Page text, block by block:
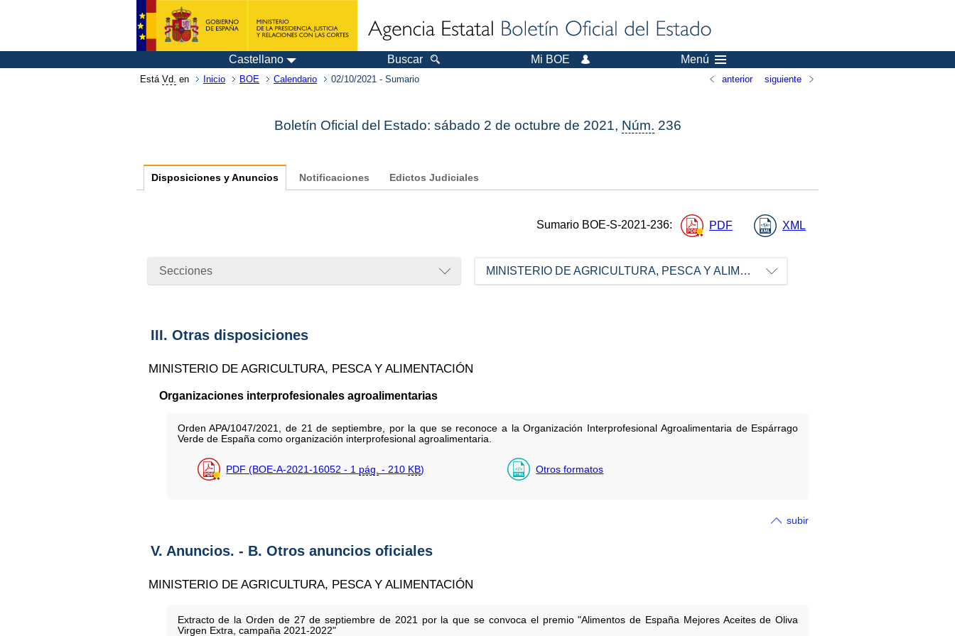
Castellano Buscar Mi BOE Menú
Está Vd. en Inicio BOE Calendario 02/10/2021 - Sumario anterior siguiente
Boletín Oficial del Estado: sábado 2 de octubre de 2021, Núm. 236
Disposiciones y Anuncios Notificaciones Edictos Judiciales
Sumario BOE-S-2021-236: PDF XML
Secciones MINISTERIO DE AGRICULTURA, PESCA Y ALIMENTACIÓN
III. Otras disposiciones
MINISTERIO DE AGRICULTURA, PESCA Y ALIMENTACIÓN
Organizaciones interprofesionales agroalimentarias
Orden APA/1047/2021, de 21 de septiembre, por la que se reconoce a la Organización Interprofesional Agroalimentaria de Espárrago
Verde de España como organización interprofesional agroalimentaria.
PDF (BOE-A-2021-16052 - 1 pág. - 210 KB) Otros formatos
subir
V. Anuncios. - B. Otros anuncios oficiales
MINISTERIO DE AGRICULTURA, PESCA Y ALIMENTACIÓN
Extracto de la Orden de 27 de septiembre de 2021 por la que se convoca el premio "Alimentos de España Mejores Aceites de Oliva
Virgen Extra, campaña 2021-2022"